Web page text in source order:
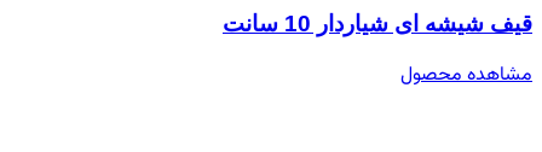
قیف شیشه ای شیاردار 10 سانت
مشاهده محصول